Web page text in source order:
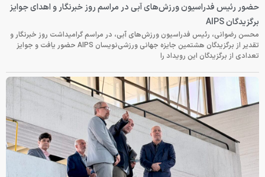
حضور رئیس فدراسیون ورزش‌های آبی در مراسم روز خبرنگار و اهدای جوایز
برگزیدگان AIPS
محسن رضوانی، رئیس فدراسیون ورزش‌های آبی، در مراسم گرامیداشت روز خبرنگار و
تقدیر از برگزیدگان هشتمین جایزه جهانی ورزشی‌نویسان AIPS حضور یافت و جوایز
تعدادی از برگزیدگان این رویداد را